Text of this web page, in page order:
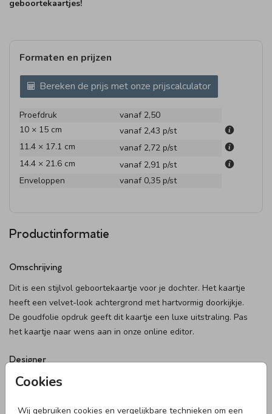
Cookies
Wij gebruiken cookies en vergelijkbare technieken om een
geboortekaartjes!
Formaten en prijzen
Bereken de prijs met onze prijscalculator
Proefdruk
vanaf 2,50
10 × 15 cm
vanaf 2,43 p/st
11.4 × 17.1 cm
vanaf 2,72 p/st
14.4 × 21.6 cm
vanaf 2,91 p/st
Enveloppen
vanaf 0,35 p/st
Productinformatie
Omschrijving
Dit is een stijlvol geboortekaartje voor je dochter. Het kaartje
heeft een velvet-look achtergrond met hartvormig doorkijkje.
De goudfolie opdruk geeft dit kaartje een luxe uitstraling. Pas
het kaartje naar wens aan in onze online editor.
Designer
JilleJille